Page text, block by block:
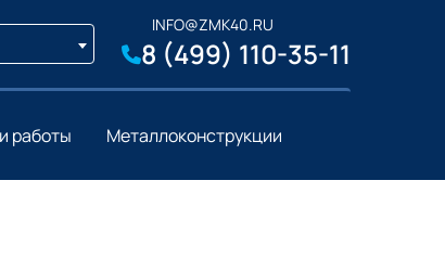
INFO@ZMK40.RU
8 (499) 110-35-11
работы Металлоконструкции